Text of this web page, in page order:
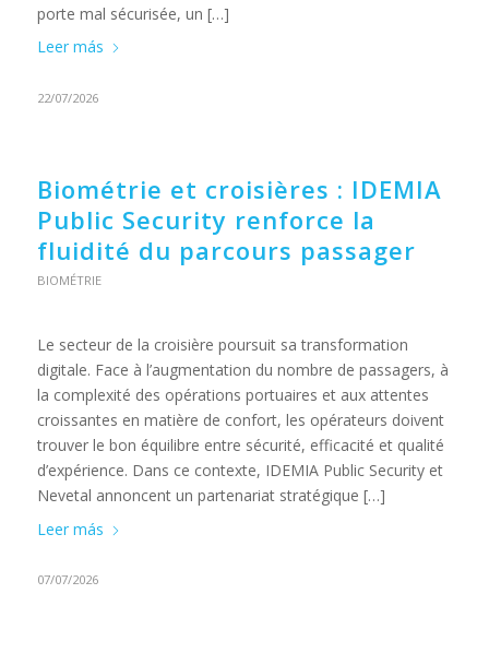
porte mal sécurisée, un […]
Leer más
22/07/2026
Biométrie et croisières : IDEMIA
Public Security renforce la
fluidité du parcours passager
BIOMÉTRIE
Le secteur de la croisière poursuit sa transformation
digitale. Face à l’augmentation du nombre de passagers, à
la complexité des opérations portuaires et aux attentes
croissantes en matière de confort, les opérateurs doivent
trouver le bon équilibre entre sécurité, efficacité et qualité
d’expérience. Dans ce contexte, IDEMIA Public Security et
Nevetal annoncent un partenariat stratégique […]
Leer más
07/07/2026